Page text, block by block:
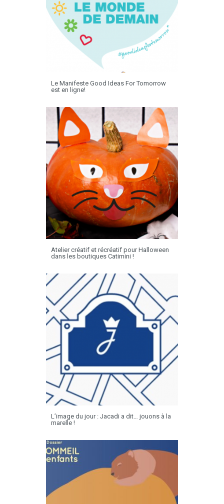
Le Manifeste Good Ideas For Tomorrow
est en ligne!
Atelier créatif et récréatif pour Halloween
dans les boutiques Catimini !
L’image du jour : Jacadi a dit… jouons à la
marelle !